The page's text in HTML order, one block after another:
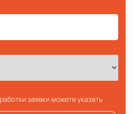
заявки можете указать